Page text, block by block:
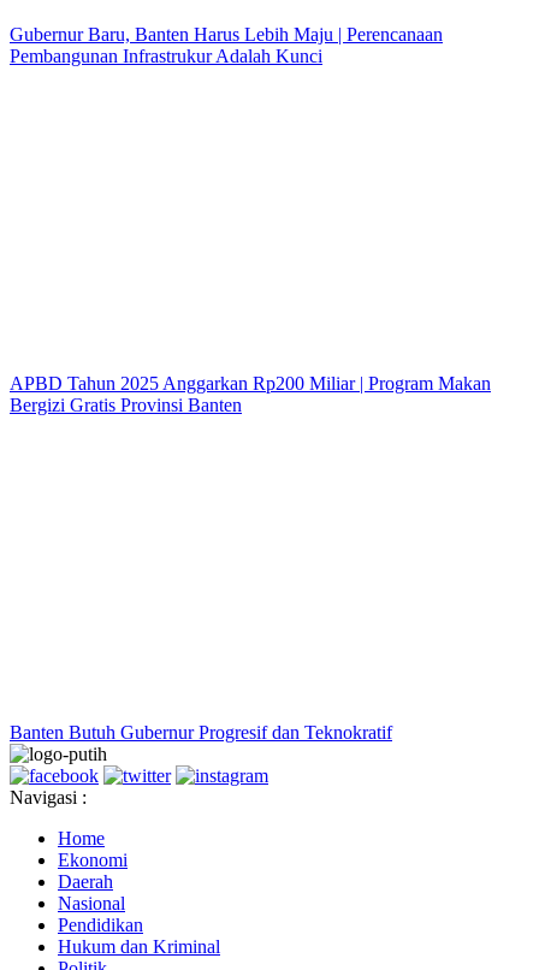
Gubernur Baru, Banten Harus Lebih Maju | Perencanaan
Pembangunan Infrastrukur Adalah Kunci
APBD Tahun 2025 Anggarkan Rp200 Miliar | Program Makan
Bergizi Gratis Provinsi Banten
Banten Butuh Gubernur Progresif dan Teknokratif
Navigasi :
Home
Ekonomi
Daerah
Nasional
Pendidikan
Hukum dan Kriminal